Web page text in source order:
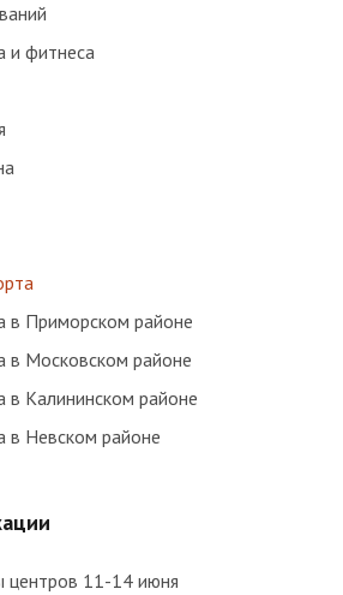
и фитнеса
в Приморском районе
в Московском районе
в Калининском районе
в Невском районе
центров 11-14 июня